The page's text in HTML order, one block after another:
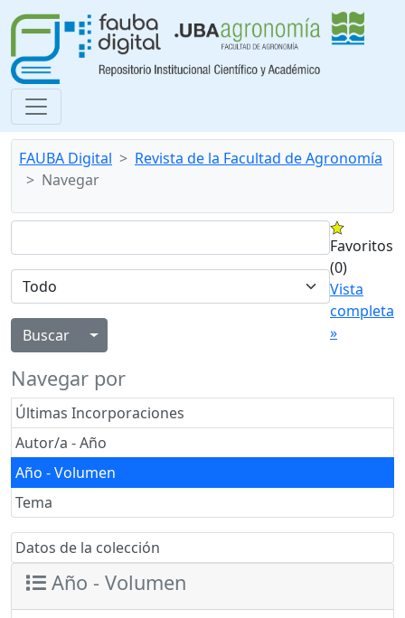
FAUBA Digital
Revista de la Facultad de Agronomía
Navegar
Alternar menú desplegable
Favoritos
(0)
Vista
completa
»
Navegar por
Últimas Incorporaciones
Autor/a - Año
Año - Volumen
Tema
Datos de la colección
Año - Volumen